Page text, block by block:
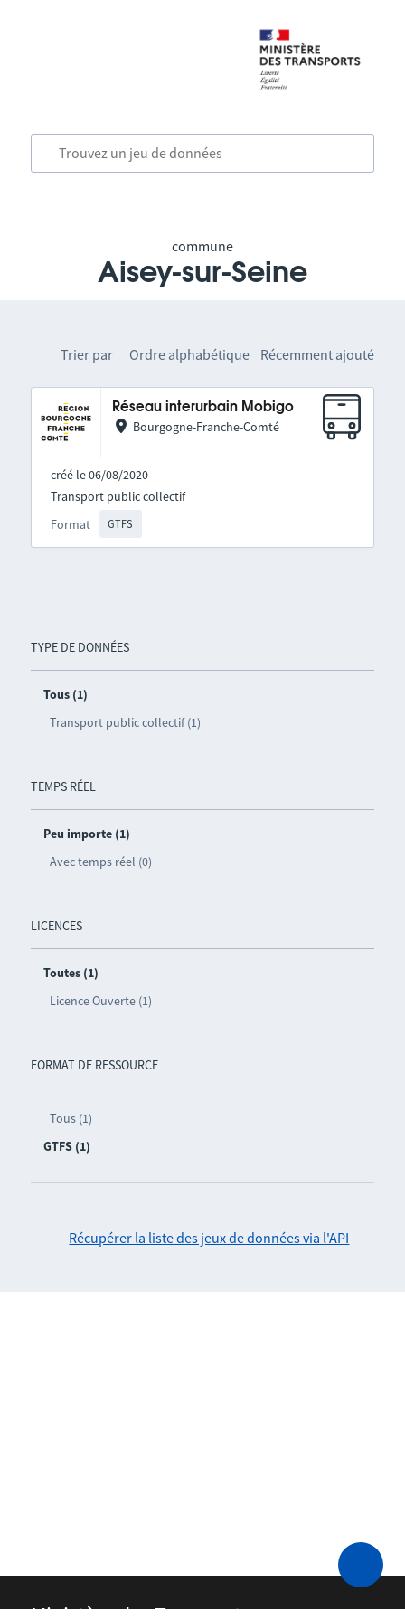
commune
Aisey-sur-Seine
TYPE DE DONNÉES
Tous (1)
Transport public collectif (1)
TEMPS RÉEL
Peu importe (1)
Avec temps réel (0)
LICENCES
Toutes (1)
Licence Ouverte (1)
FORMAT DE RESSOURCE
Tous (1)
GTFS (1)
Trier par Ordre alphabétique Récemment ajouté
Réseau interurbain Mobigo
Bourgogne-Franche-Comté
créé le 06/08/2020
Format GTFS
Transport public collectif
Récupérer la liste des jeux de données via l'API -